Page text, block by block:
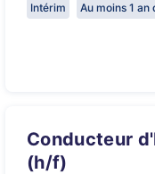
Intérim Au moins 1
Conducteur d'Engins de Chantier
(h/f)